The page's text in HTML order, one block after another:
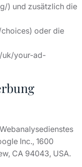
) und zusätzlich die
oder die
uk/your-ad-
Inc., 1600
CA 94043, USA.